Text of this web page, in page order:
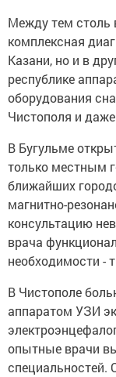
Между тем столь
комплексная
Казани, но и в
республике
оборудования
Чистополя и
В Бугульме
только местным
ближайших
магнитно-
консультацию
врача
необходимости -
В Чистополе
аппаратом УЗИ
опытные врачи
специальностей.